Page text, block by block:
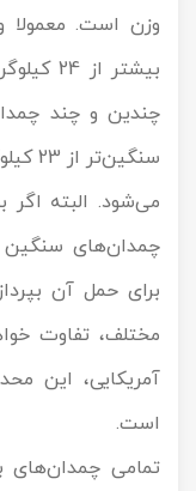
وزن است. معمولا
بیشتر
چندین و چند
می‌شود. البته اگر
چمدان‌های سنگین
برای حمل آن
مختلف، تفاوت
است.
تمامی چمدان‌های